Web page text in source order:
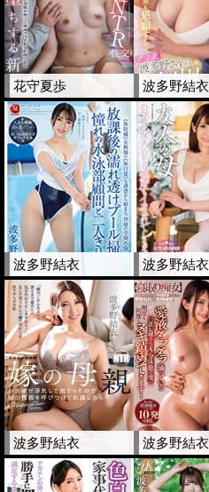
花守夏歩 波多野結衣
波多野結衣 波多野結衣
波多野結衣 波多野結衣